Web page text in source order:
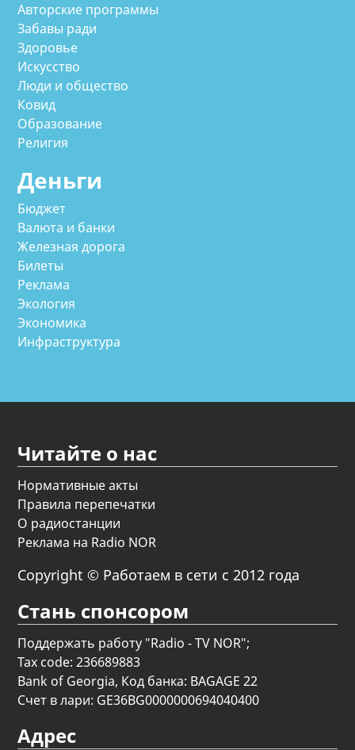
Авторские программы
Забавы ради
Здоровье
Искусство
Люди и общество
Ковид
Образование
Религия
Деньги
Бюджет
Валюта и банки
Железная дорога
Билеты
Реклама
Экология
Экономика
Инфраструктура
Читайте о нас
Нормативные акты
Правила перепечатки
О радиостанции
Реклама на Radio NOR
Copyright © Работаем в сети с 2012 года
Стань спонсором
Поддержать работу "Radio - TV NOR";
Tax code: 236689883
Bank of Georgia, Код банка: BAGAGE 22
Счет в лари: GE36BG0000000694040400
Адрес